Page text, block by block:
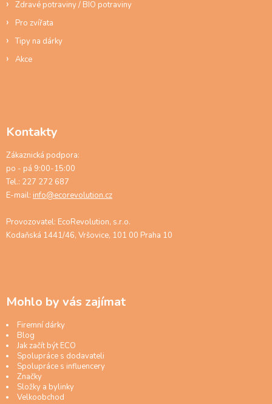
Zdravé potraviny / BIO potraviny
Pro zvířata
Tipy na dárky
Akce
Kontakty
Zákaznická podpora:
po - pá 9:00-15:00
Tel.: 227 272 687
E-mail: info@ecorevolution.cz
Provozovatel: EcoRevolution, s.r.o.
Kodaňská 1441/46, Vršovice, 101 00 Praha 10
Mohlo by vás zajímat
Firemní dárky
Blog
Jak začít být ECO
Spolupráce s dodavateli
Spolupráce s influencery
Značky
Složky a bylinky
Velkoobchod